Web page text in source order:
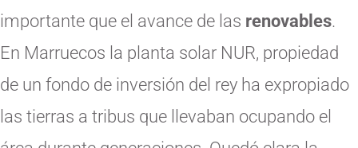
importante que el avance de las renovables.
En Marruecos la planta solar NUR, propiedad
de un fondo de inversión del rey ha expropiado
las tierras a tribus que llevaban ocupando el